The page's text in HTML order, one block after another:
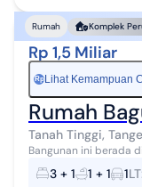
Rumah Komplek
Rp 1,5 Miliar
Rp Lihat Kemampuan
Rumah
Tanah Tinggi,
Bangunan ini berada
Tinggi, Tangerang. Rumah bagus, siap huni, terawat, lingkungan
aman dan
3 + 1 1 + 1 1LT